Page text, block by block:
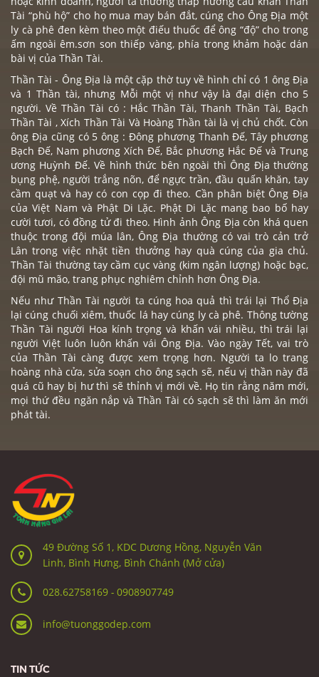
Tài “phù hộ” cho họ mua may bán đắt, cúng cho Ông Địa một
ly cà phê đen kèm theo một điếu thuốc để ông “độ” cho trong
ấm ngoài êm.sơn son thiếp vàng, phía trong khảm hoặc dán
bài vị của Thần Tài.
Thần Tài - Ông Địa là một cặp thờ tuy về hình chỉ có 1 ông Địa
và 1 Thần tài, nhưng Mỗi một vị như vậy là đại diện cho 5
người. Về Thần Tài có : Hắc Thần Tài, Thanh Thần Tài, Bạch
Thần Tài , Xích Thần Tài Và Hoàng Thần tài là vị chủ chốt. Còn
ông Địa cũng có 5 ông : Đông phương Thanh Đế, Tây phương
Bạch Đế, Nam phương Xích Đế, Bắc phương Hắc Đế và Trung
ương Huỳnh Đế. Về hình thức bên ngoài thì Ông Địa thường
bụng phệ, người trắng nõn, để ngực trần, đầu quấn khăn, tay
cầm quạt và hay có con cọp đi theo. Cần phân biệt Ông Địa
của Việt Nam và Phật Di Lặc. Phật Di Lặc mang bao bố hay
cười tươi, có đồng tử đi theo. Hình ảnh Ông Địa còn khá quen
thuộc trong đội múa lân, Ông Địa thường có vai trò cản trở
Lân trong việc nhặt tiền thưởng hay quà cúng của gia chủ.
Thần Tài thường tay cầm cục vàng (kim ngân lượng) hoặc bạc,
đội mũ mão, trang phục nghiêm chỉnh hơn Ông Địa.
Nếu như Thần Tài người ta cúng hoa quả thì trái lại Thổ Địa
lại cúng chuối xiêm, thuốc lá hay cúng ly cà phê. Thông tường
Thần Tài người Hoa kính trọng và khấn vái nhiều, thì trái lại
người Việt luôn luôn khấn vái Ông Địa. Vào ngày Tết, vai trò
của Thần Tài càng được xem trọng hơn. Người ta lo trang
hoàng nhà cửa, sửa soạn cho ông sạch sẽ, nếu vị thần này đã
quá cũ hay bị hư thì sẽ thỉnh vị mới về. Họ tin rằng năm mới,
mọi thứ đều ngăn nắp và Thần Tài có sạch sẽ thì làm ăn mới
phát tài.
49 Đường Số 1, KDC Dương Hồng, Nguyễn Văn
Linh, Bình Hưng, Bình Chánh (Mở cửa)
028.62758169 - 0908907749
info@tuonggodep.com
TIN TỨC